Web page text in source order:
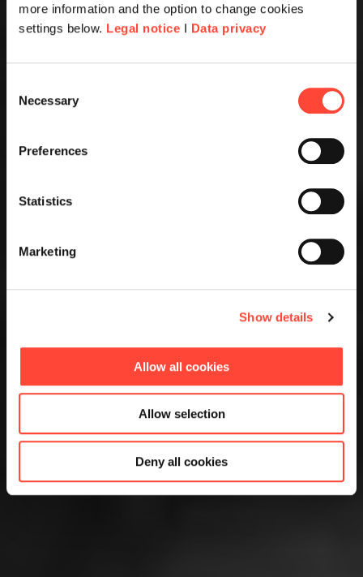
more information and the option to change cookies
settings below. Legal notice I Data privacy
Selection
Necessary
Preferences
Statistics
Marketing
Show details
Allow all cookies
Allow selection
Deny all cookies